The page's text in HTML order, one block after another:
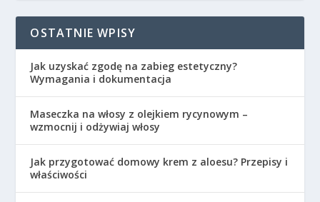
OSTATNIE WPISY
Jak uzyskać zgodę na zabieg estetyczny?
Wymagania i dokumentacja
Maseczka na włosy z olejkiem rycynowym –
wzmocnij i odżywiaj włosy
Jak przygotować domowy krem z aloesu? Przepisy i
właściwości